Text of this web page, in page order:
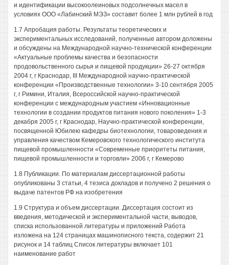
и идентификации высокоолеиновых подсолнечных масел в
условиях ООО «Лабинский МЭЗ» составит более 1 млн рублей в год
1.7 Апробация работы. Результаты теоретических и
экспериментальных исследований, полученные автором доложены
и обсуждены на Международной научно-технической конференции
«Актуальные проблемы качества и безопасности
продовольственного сырья и пищевой продукции» 26-27 октября
2004 г, г Краснодар, III Международной научно-практической
конференции «Производственные технологии» 3-10 сентября 2005
г, г Римини, Италия, Всероссийской научно-практической
конференции с международным участием «Инновационные
технологии в создании продуктов питания нового поколения» 1-3
декабря 2005 г, г Краснодар, Научно-практической конференции,
посвященной Юбилею кафедры биотехнологии, товароведения и
управления качеством Кемеровского технологического института
пищевой промышленности «Современные приоритеты питания,
пищевой промышленности и торговли» 2006 г, г Кемерово
1.8 Публикации. По материалам диссертационной работы
опубликованы 3 статьи, 4 тезиса докладов и получено 2 решения о
выдаче патентов РФ на изобретения
1.9 Структура и объем диссертации. Диссертация состоит из
введения, методической и экспериментальной части, выводов,
списка использованной литературы и приложений Работа
изложена на 124 страницах машинописного текста, содержит 21
рисунок и 14 таблиц Список литературы включает 101
наименование работ